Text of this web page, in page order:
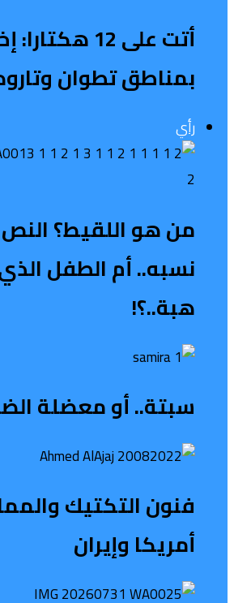
أتت على 12
بمناطق تطوان
رأي
من هو اللقيط؟ النص
نسبه.. أم الطفل
هبة..؟!
سبتة.. أو معضلة
فنون التكتيك
أمريكا وإيران